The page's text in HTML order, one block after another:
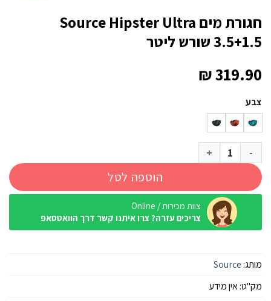
חגורת מים Source Hipster Ultra
3.5+1.5 שורש ליטר
₪319.90
צבע
כמות של חגורת מים Source Hipster Ultra 3.5+1.5 שורש ליטר
הוספה לסל
צוות מכירות / Online
צריכים עזרה? צרו איתנו קשר דרך הוואטסאפ
מותג: Source
מק"ט:אין מידע